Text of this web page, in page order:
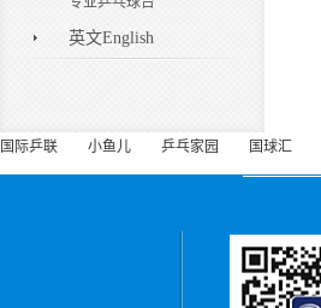
英文English
国际乒联 小鱼儿 乒乓家园 国球汇